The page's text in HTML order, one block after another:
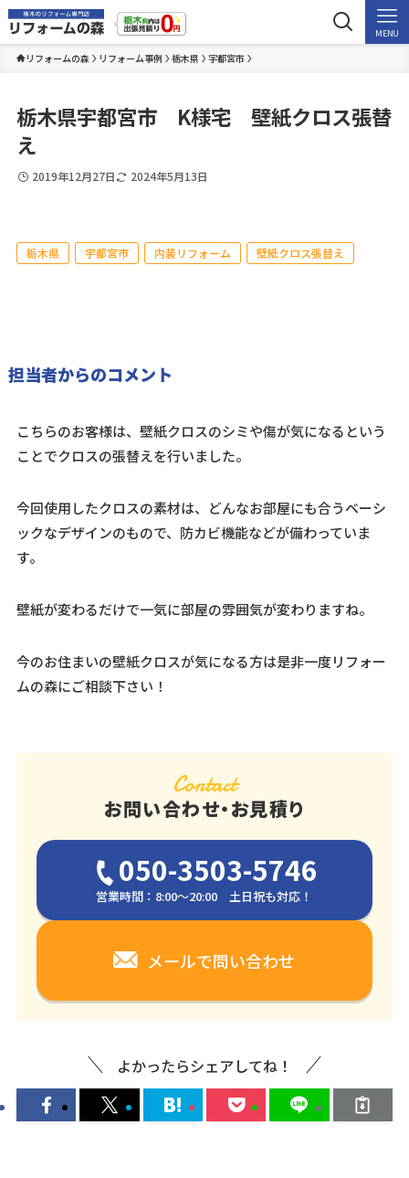
MENU
リフォームの森 リフォーム事例 栃木県 宇都宮市
栃木県宇都宮市 K様宅 壁紙クロス張替
え
2019年12月27日 2024年5月13日
栃木県 宇都宮市 内装リフォーム 壁紙クロス張替え
担当者からのコメント
こちらのお客様は、壁紙クロスのシミや傷が気になるという
ことでクロスの張替えを行いました。
今回使用したクロスの素材は、どんなお部屋にも合うベーシ
ックなデザインのもので、防カビ機能などが備わっていま
す。
壁紙が変わるだけで一気に部屋の雰囲気が変わりますね。
今のお住まいの壁紙クロスが気になる方は是非一度リフォー
ムの森にご相談下さい！
Contact
お問い合わせ・お見積り
050-3503-5746
営業時間：8:00～20:00 土日祝も対応！
メールで問い合わせ
よかったらシェアしてね！